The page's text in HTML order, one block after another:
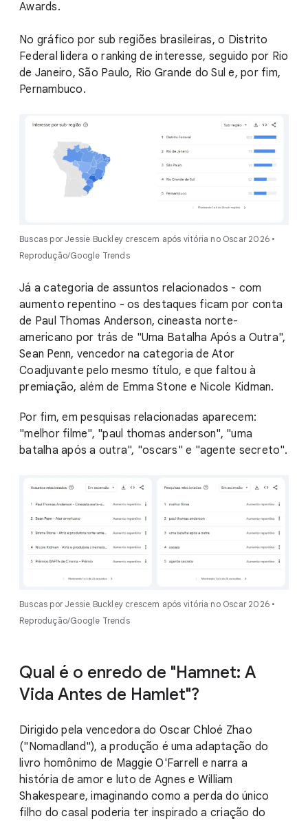
Awards.
No gráfico por sub regiões brasileiras, o Distrito
Federal lidera o ranking de interesse, seguido por Rio
de Janeiro, São Paulo, Rio Grande do Sul e, por fim,
Pernambuco.
Buscas por Jessie Buckley crescem após vitória no Oscar 2026 •
Reprodução/Google Trends
Já a categoria de assuntos relacionados - com
aumento repentino - os destaques ficam por conta
de Paul Thomas Anderson, cineasta norte-
americano por trás de "Uma Batalha Após a Outra",
Sean Penn, vencedor na categoria de Ator
Coadjuvante pelo mesmo título, e que faltou à
premiação, além de Emma Stone e Nicole Kidman.
Por fim, em pesquisas relacionadas aparecem:
"melhor filme", "paul thomas anderson", "uma
batalha após a outra", "oscars" e "agente secreto".
Buscas por Jessie Buckley crescem após vitória no Oscar 2026 •
Reprodução/Google Trends
Qual é o enredo de "Hamnet: A
Vida Antes de Hamlet"?
Dirigido pela vencedora do Oscar Chloé Zhao
("Nomadland"), a produção é uma adaptação do
livro homônimo de Maggie O'Farrell e narra a
história de amor e luto de Agnes e William
Shakespeare, imaginando como a perda do único
filho do casal poderia ter inspirado a criação do